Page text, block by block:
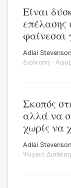
Είναι
επέλασης
φαίνεσαι
Adlai Stevenson
Διοίκηση ·
Σκοπός
αλλά να
χωρίς να
Adlai Stevenson
Ψυχική Διάθεση